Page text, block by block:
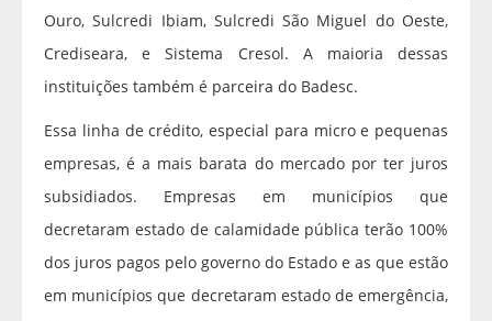
Ouro, Sulcredi Ibiam, Sulcredi São Miguel do Oeste,
Crediseara, e Sistema Cresol. A maioria dessas
instituições também é parceira do Badesc.
Essa linha de crédito, especial para micro e pequenas
empresas, é a mais barata do mercado por ter juros
subsidiados. Empresas em municípios que
decretaram estado de calamidade pública terão 100%
dos juros pagos pelo governo do Estado e as que estão
em municípios que decretaram estado de emergência,